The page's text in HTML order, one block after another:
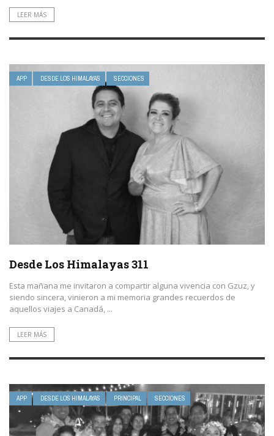
LEER MÁS
APP DESDE LOS HIMALAYAS SECCIONES
Desde Los Himalayas 311
Esta mañana me invitaron a compartir alguna vivencia con Gzuz, y
siendo sincera, vinieron a mi memoria grandes recuerdos de
aquellos viajes a Canadá, ...
LEER MÁS
APP DESDE LOS HIMALAYAS PRINCIPAL SECCIONES